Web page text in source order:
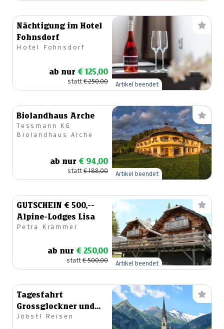
Nächtigung im Hotel
Fohnsdorf
Hotel Fohnsdorf
ab nur € 125,00
statt€ 250,00 Artikel beendet
Biolandhaus Arche
Tessmann KG
Biolandhaus Arche
ab nur € 94,00
statt€ 188,00 Artikel beendet
GUTSCHEIN € 500,--
Alpine-Lodges Lisa
Petra Krämmer
ab nur € 250,00
statt€ 500,00 Artikel beendet
Tagesfahrt
Grossglockner und
Heiligenblut
Jöbstl Reisen